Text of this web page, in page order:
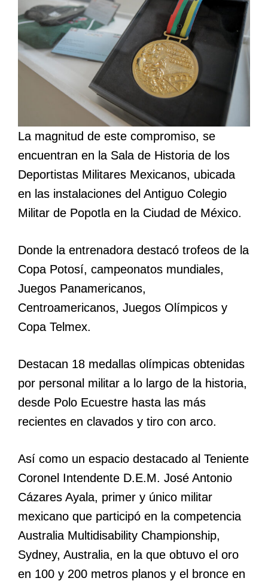
La magnitud de este compromiso, se
encuentran en la Sala de Historia de los
Deportistas Militares Mexicanos, ubicada
en las instalaciones del Antiguo Colegio
Militar de Popotla en la Ciudad de México.
Donde la entrenadora destacó trofeos de la
Copa Potosí, campeonatos mundiales,
Juegos Panamericanos,
Centroamericanos, Juegos Olímpicos y
Copa Telmex.
Destacan 18 medallas olímpicas obtenidas
por personal militar a lo largo de la historia,
desde Polo Ecuestre hasta las más
recientes en clavados y tiro con arco.
Así como un espacio destacado al Teniente
Coronel Intendente D.E.M. José Antonio
Cázares Ayala, primer y único militar
mexicano que participó en la competencia
Australia Multidisability Championship,
Sydney, Australia, en la que obtuvo el oro
en 100 y 200 metros planos y el bronce en